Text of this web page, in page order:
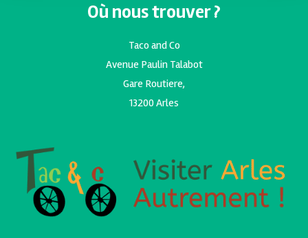
Où nous trouver ?
Taco and Co
Avenue Paulin Talabot
Gare Routiere,
13200 Arles